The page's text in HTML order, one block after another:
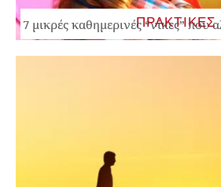
ΠΡΑΚΤΙΚΕΣ
7 μικρές καθημερινές “νίκες” που